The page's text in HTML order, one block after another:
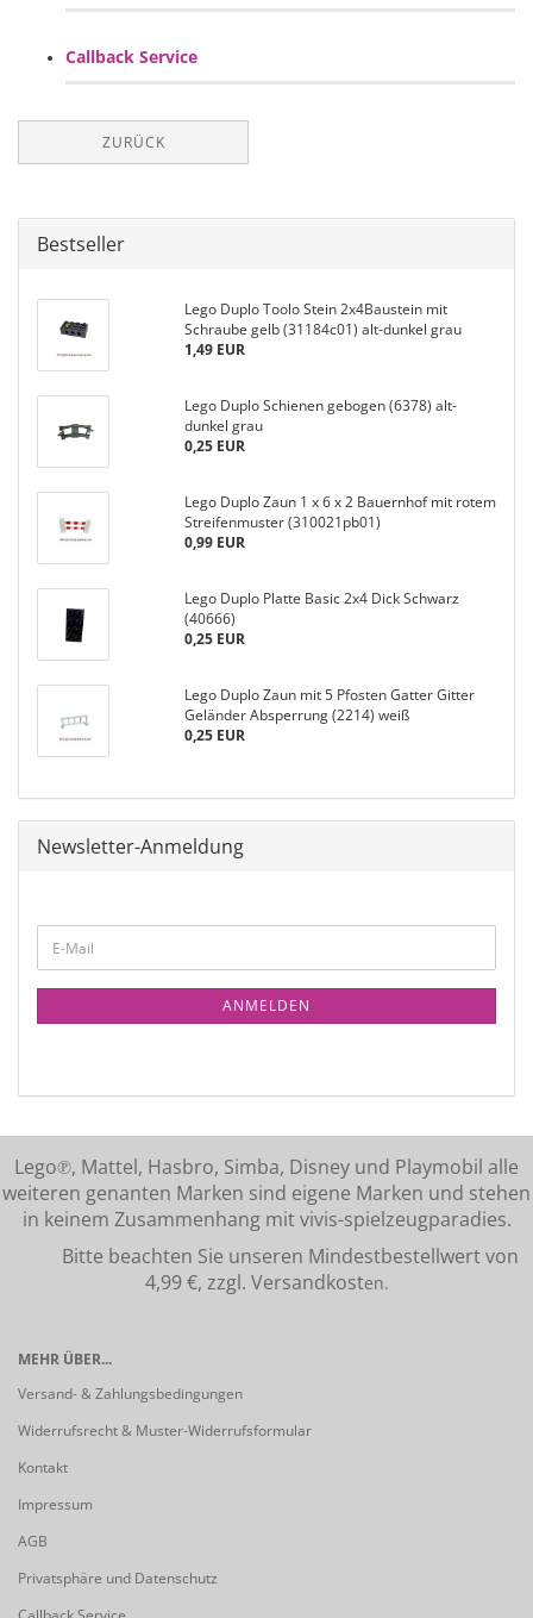
Callback Service
ZURÜCK
Bestseller
Lego Duplo Toolo Stein 2x4Baustein mit
Schraube gelb (31184c01) alt-dunkel grau
1,49 EUR
Lego Duplo Schienen gebogen (6378) alt-
dunkel grau
0,25 EUR
Lego Duplo Zaun 1 x 6 x 2 Bauernhof mit rotem
Streifenmuster (310021pb01)
0,99 EUR
Lego Duplo Platte Basic 2x4 Dick Schwarz
(40666)
0,25 EUR
Lego Duplo Zaun mit 5 Pfosten Gatter Gitter
Geländer Absperrung (2214) weiß
0,25 EUR
Newsletter-Anmeldung
ANMELDEN
Lego℗, Mattel, Hasbro, Simba, Disney und Playmobil alle
weiteren genanten Marken sind eigene Marken und stehen
in keinem Zusammenhang mit vivis-spielzeugparadies.
Bitte beachten Sie unseren Mindestbestellwert von
4,99 €, zzgl. Versandkosten.
MEHR ÜBER...
Versand- & Zahlungsbedingungen
Widerrufsrecht & Muster-Widerrufsformular
Kontakt
Impressum
AGB
Privatsphäre und Datenschutz